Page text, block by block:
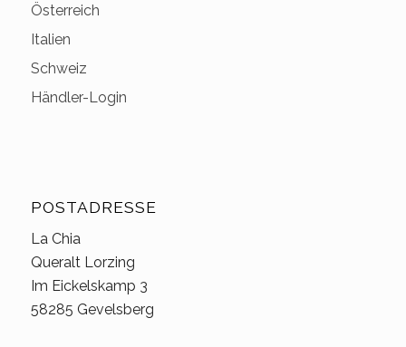
Österreich
Italien
Schweiz
Händler-Login
POSTADRESSE
La Chia
Queralt Lorzing
Im Eickelskamp 3
58285 Gevelsberg